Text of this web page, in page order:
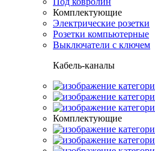
Комплектующие
Электрические розетки
Розетки компьютерные
Выключатели с ключем
Кабель-каналы
Комплектующие